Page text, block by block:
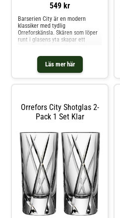
549 kr
Läs mer här
Barserien City är en modern
klassiker med tydlig
Orreforskänsla. Skären som löper
runt i glasens yta skapar ett
elegant. En känsla av urban
elegans med luftig klarhet från
Orrefors av formgivaren Martti
Orrefors City Shotglas 2-
Pack 1 Set Klar